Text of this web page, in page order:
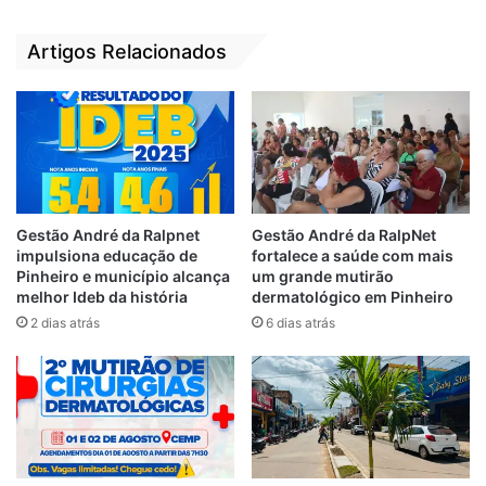
O encontro evidenciou maturidade política
na união de forças em benefício do
município, considerado a “Princesa da
Baixada” . “Sinto-me em casa sempre que
esposa Ana Paula. Eu e Victor Mendes
somos de diferentes grupos políticos, mas
não somos adversários da cidade.
Artigos Relacionados
Gestão André da Ralpnet
impulsiona educação de
Pinheiro e município alcança
melhor Ideb da história
2 dias atrás
Gestão André da RalpNet
fortalece a saúde com mais
um grande mutirão
dermatológico em Pinheiro
6 dias atrás